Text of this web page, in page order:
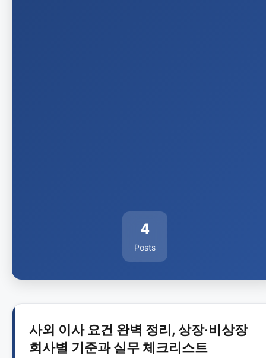
4
Posts
사외 이사 요건 완벽 정리, 상장·비상장
회사별 기준과 실무 체크리스트